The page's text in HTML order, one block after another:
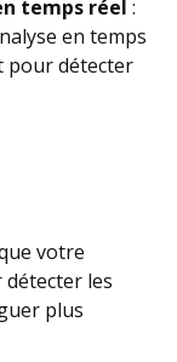
temps réel :
en temps
pour détecter
votre
les
plus